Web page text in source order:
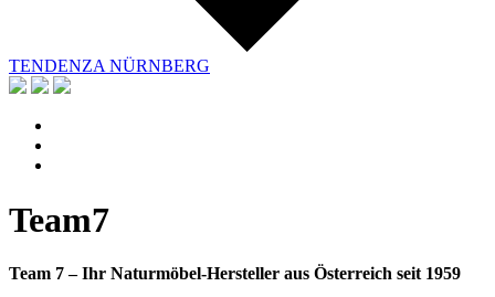
TENDENZA NÜRNBERG
Team7
Team 7 – Ihr Naturmöbel-Hersteller aus Österreich seit 1959